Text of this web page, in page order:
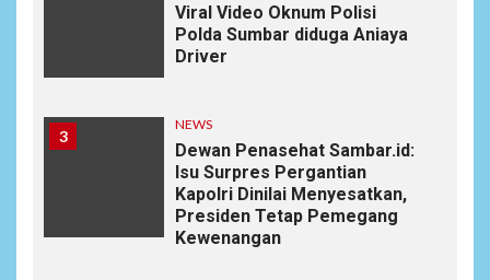
Viral Video Oknum Polisi
Polda Sumbar diduga Aniaya
Driver
3
NEWS
Dewan Penasehat Sambar.id:
Isu Surpres Pergantian
Kapolri Dinilai Menyesatkan,
Presiden Tetap Pemegang
Kewenangan